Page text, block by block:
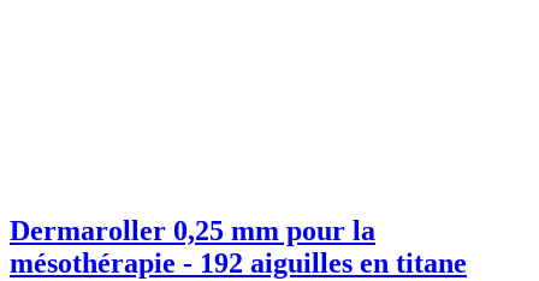
Dermaroller 0,25 mm pour la
mésothérapie - 192 aiguilles en titane